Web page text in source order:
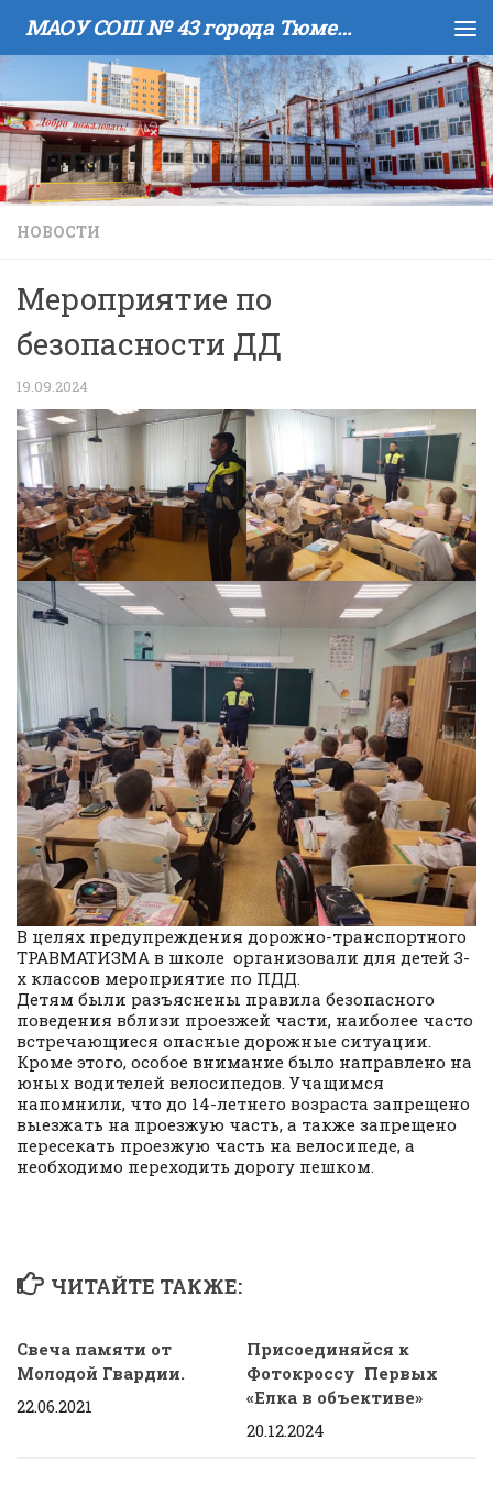
Skip to content МАОУ COШ № 43 города Тюмени имени В.И. Муравленко
НОВОСТИ
Мероприятие по
безопасности ДД
19.09.2024
В целях предупреждения дорожно-транспортного
ТРАВМАТИЗМА в школе организовали для детей 3-
х классов мероприятие по ПДД.
Детям были разъяснены правила безопасного
поведения вблизи проезжей части, наиболее часто
встречающиеся опасные дорожные ситуации.
Кроме этого, особое внимание было направлено на
юных водителей велосипедов. Учащимся
напомнили, что до 14-летнего возраста запрещено
выезжать на проезжую часть, а также запрещено
пересекать проезжую часть на велосипеде, а
необходимо переходить дорогу пешком.
ЧИТАЙТЕ ТАКЖЕ:
Свеча памяти от
Молодой Гвардии.
22.06.2021
Присоединяйся к
Фотокроссу Первых
«Елка в объективе»
20.12.2024